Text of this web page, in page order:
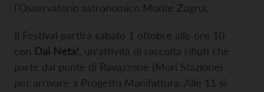
l’Osservatorio astronomico Monte Zugna.
Il Festival partirà sabato 1 ottobre alle ore 10
con Dai Neta! , un’attività di raccolta rifiuti che
parte dal ponte di Ravazzone (Mori Stazione)
per arrivare a Progetto Manifattura. Alle 11 si